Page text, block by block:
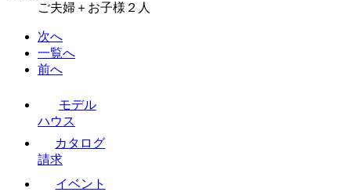
ご夫婦＋お子様２人
次へ
一覧へ
前へ
モデル
ハウス
カタログ
請求
イベント